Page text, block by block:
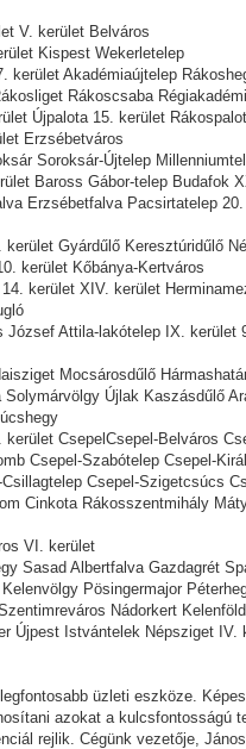
V. kerület Belváros
Kispest Wekerletelep
kerület Akadémiaújtelep
Rákoscsaba
Újpalota 15. kerület
Erzsébetváros
Soroksár-Újtelep
Baross Gábor-telep Budafok
Erzsébetfalva Pacsirtatelep
Gyárdűlő Keresztúridűlő
kerület Kőbánya-Kertváros
kerület XIV. kerület
József Attila-lakótelep IX. kerület
Mocsárosdűlő
Újlak Kaszásdűlő
CsepelCsepel-Belváros
Csepel-Szabótelep Csepel-
Csepel-Szigetcsúcs
Cinkota Rákosszentmihály
VI. kerület
Sasad Albertfalva Gazdagrét
Pösingermajor
Nádorkert Kelenföld
Újpest Istvántelek Népsziget IV.
üzleti eszköze.
azokat a kulcsfontosságú
rejlik. Cégünk vezetője,